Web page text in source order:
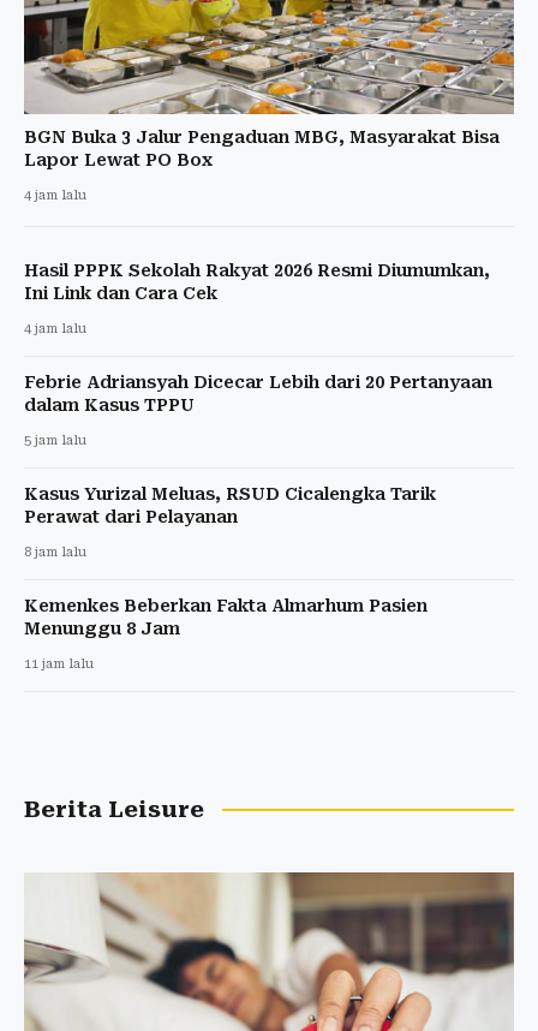
BGN Buka 3 Jalur Pengaduan MBG, Masyarakat Bisa
Lapor Lewat PO Box
4 jam lalu
Hasil PPPK Sekolah Rakyat 2026 Resmi Diumumkan,
Ini Link dan Cara Cek
4 jam lalu
Febrie Adriansyah Dicecar Lebih dari 20 Pertanyaan
dalam Kasus TPPU
5 jam lalu
Kasus Yurizal Meluas, RSUD Cicalengka Tarik
Perawat dari Pelayanan
8 jam lalu
Kemenkes Beberkan Fakta Almarhum Pasien
Menunggu 8 Jam
11 jam lalu
Berita Leisure